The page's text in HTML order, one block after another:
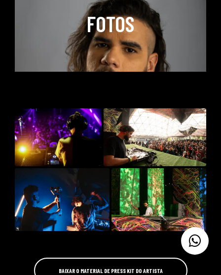
FOTOS
BAIXAR O MATERIAL DE PRESS KIT DO ARTISTA